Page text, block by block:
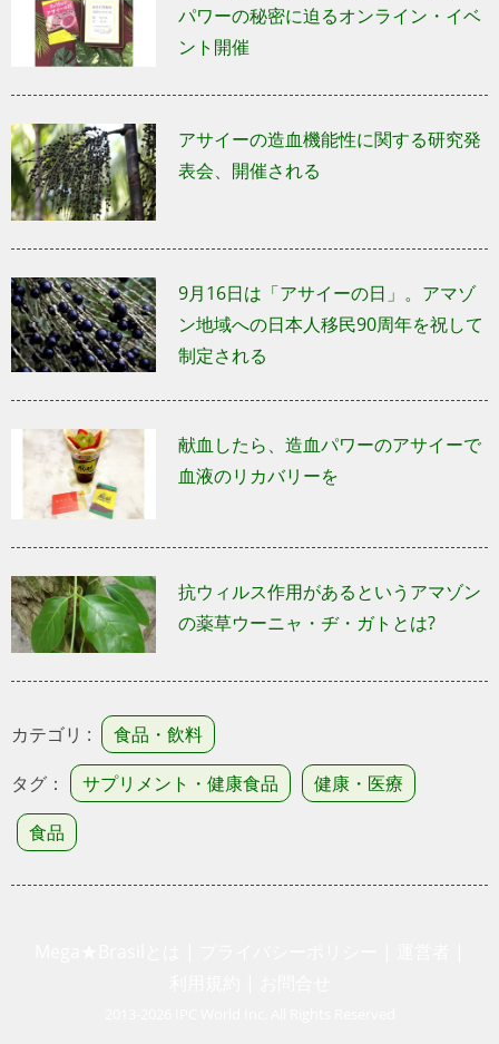
パワーの秘密に迫るオンライン・イベ
ント開催
アサイーの造血機能性に関する研究発
表会、開催される
9月16日は「アサイーの日」。アマゾ
ン地域への日本人移民90周年を祝して
制定される
献血したら、造血パワーのアサイーで
血液のリカバリーを
抗ウィルス作用があるというアマゾン
の薬草ウーニャ・ヂ・ガトとは?
カテゴリ :
食品・飲料
タグ：
サプリメント・健康食品
健康・医療
食品